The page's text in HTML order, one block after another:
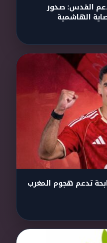
القدس: صدور
الهاشمية
3 أوراق رابحة تدعم هجوم المغرب